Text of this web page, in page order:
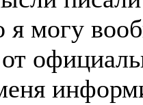
я могу
от